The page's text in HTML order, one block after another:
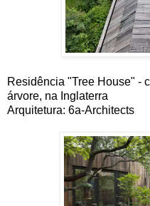
Residência "Tree House" -
árvore, na Inglaterra
Arquitetura: 6a-Architects